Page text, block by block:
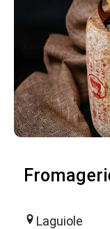
Laguiole